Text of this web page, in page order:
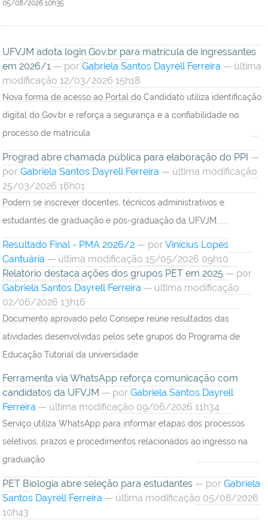
05/08/2026 10h35
UFVJM adota login Gov.br para matrícula de ingressantes
em 2026/1 — por Gabriela Santos Dayrell Ferreira — última
modificação 12/03/2026 15h18
Nova forma de acesso ao Portal do Candidato utiliza identificação
digital do Gov.br e reforça a segurança e a confiabilidade no
processo de matrícula
Prograd abre chamada pública para elaboração do PPI —
por Gabriela Santos Dayrell Ferreira — última modificação
25/03/2026 16h01
Podem se inscrever docentes, técnicos administrativos e
estudantes de graduação e pós-graduação da UFVJM
Resultado Final - PMA 2026/2 — porVinícius Lopes
Cantuária — última modificação 15/05/2026 09h10
Relatório destaca ações dos grupos PET em 2025 — por
Gabriela Santos Dayrell Ferreira — última modificação
02/06/2026 13h16
Documento aprovado pelo Consepe reúne resultados das
atividades desenvolvidas pelos sete grupos do Programa de
Educação Tutorial da universidade
Ferramenta via WhatsApp reforça comunicação com
candidatos da UFVJM — por Gabriela Santos Dayrell
Ferreira — última modificação 09/06/2026 11h34
Serviço utiliza WhatsApp para informar etapas dos processos
seletivos, prazos e procedimentos relacionados ao ingresso na
graduação
PET Biologia abre seleção para estudantes — por Gabriela
Santos Dayrell Ferreira — última modificação 05/08/2026
10h43